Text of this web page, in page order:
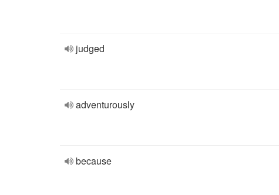
judged
adventurously
because